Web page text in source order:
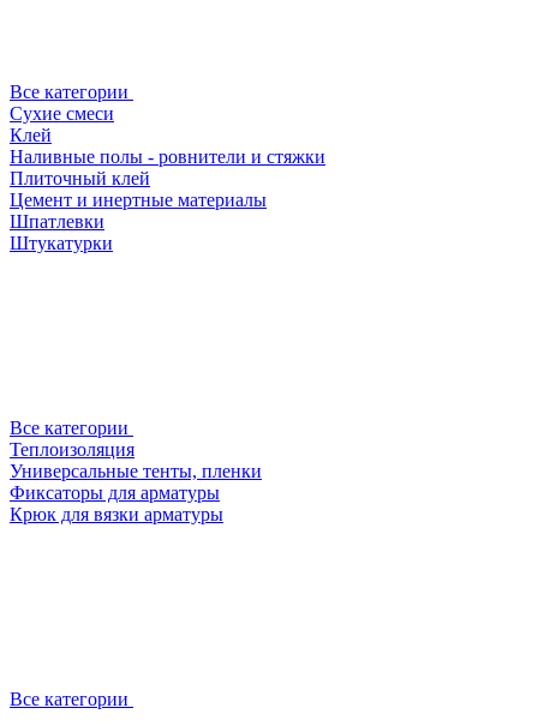
Все категории
Сухие смеси
Клей
Наливные полы - ровнители и стяжки
Плиточный клей
Цемент и инертные материалы
Шпатлевки
Штукатурки
Все категории
Теплоизоляция
Универсальные тенты, пленки
Фиксаторы для арматуры
Крюк для вязки арматуры
Все категории